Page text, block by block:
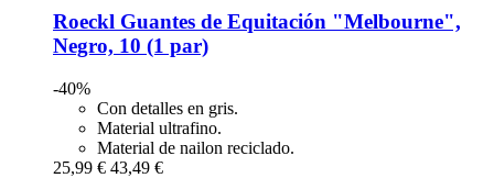
Roeckl Guantes de Equitación "Melbourne",
Negro, 10 (1 par)
-40%
Con detalles en gris.
Material ultrafino.
Material de nailon reciclado.
25,99 € 43,49 €